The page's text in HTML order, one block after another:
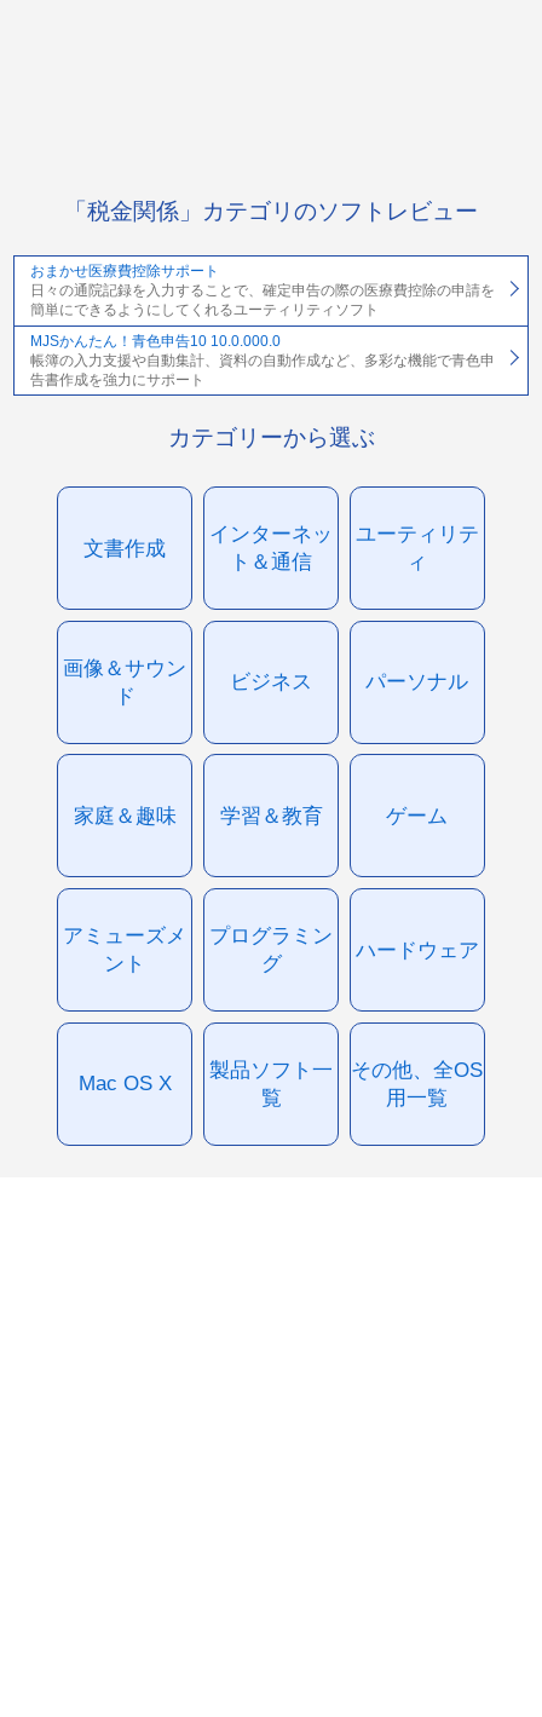
「税金関係」カテゴリのソフトレビュー
おまかせ医療費控除サポート
日々の通院記録を入力することで、確定申告の際の医療費控除の申請を
簡単にできるようにしてくれるユーティリティソフト
MJSかんたん！青色申告10 10.0.000.0
帳簿の入力支援や自動集計、資料の自動作成など、多彩な機能で青色申
告書作成を強力にサポート
カテゴリーから選ぶ
文書作成
インターネッ
ト＆通信
ユーティリテ
ィ
画像＆サウン
ド
ビジネス パーソナル
家庭＆趣味 学習＆教育 ゲーム
アミューズメ
ント
プログラミン
グ
ハードウェア
Mac OS X
製品ソフト一
覧
その他、全OS
用一覧